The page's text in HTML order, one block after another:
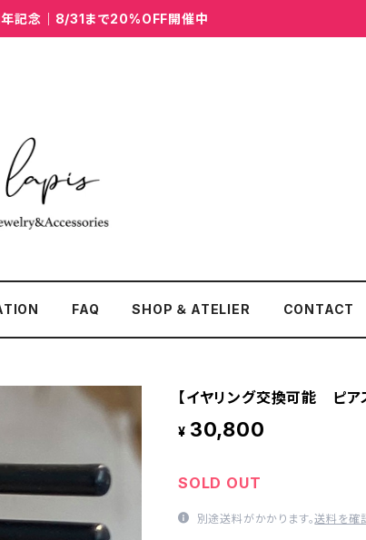
記念｜8/31まで20%OFF開催中
FAQ SHOP ＆ ATELIER CONTACT
【イヤリング交換可能 ピ
¥ 30,800
SOLD OUT
別途送料がかかります。送料を確